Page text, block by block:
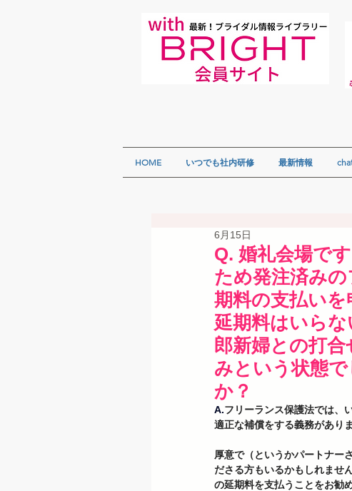
HOME いつでも社内研修 最新情報
Q. 婚礼会場で
ため発注済み
期料の支払い
延期料はいら
郎新婦との打
みという状態
か？
6月15日
A.フリーランス保護法では、
適正な補償をする義務がありま
厚意で（というかパートナー
ださる方もいるかもしれませ
の延期料を支払うことをお勧